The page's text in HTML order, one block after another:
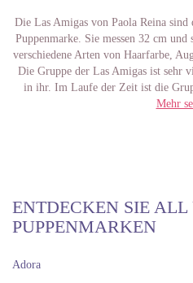
Die Las Amigas von Paola Reina
Puppenmarke. Sie messen 32 cm
verschiedene Arten von Haarfarbe,
Die Gruppe der Las Amigas ist sehr
in ihr. Im Laufe der Zeit ist die
Afrikaner - unter anderem -
können, für die sie bestimmt sind.
Es gibt Las Amigas in
Mehr
ENTDECKEN SIE ALL
PUPPENMARKEN
Adora